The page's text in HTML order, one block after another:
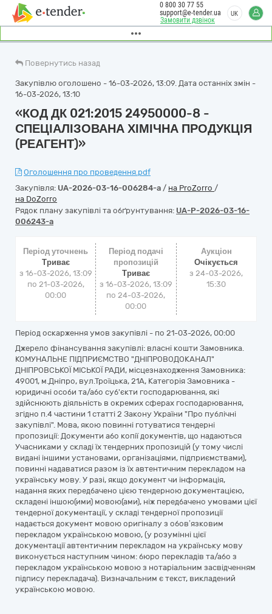
Замовити дзвінок
0 800 30 77 55
support@e-tender.ua
UK
Повернутись назад
Закупівлю оголошено - 16-03-2026, 13:09. Дата останніх змін -
16-03-2026, 13:10
«КОД ДК 021:2015 24950000-8 -
СПЕЦІАЛІЗОВАНА ХІМІЧНА ПРОДУКЦІЯ
(РЕАГЕНТ)»
Оголошення про проведення.pdf
Закупівля: UA-2026-03-16-006284-a / на ProZorro /
на DoZorro
Рядок плану закупівлі та обґрунтування: UA-P-2026-03-16-
006243-a
Період уточнень
Триває
з 16-03-2026, 13:09
по 21-03-2026,
00:00
Період подачі
пропозицій
Триває
з 16-03-2026, 13:09
по 24-03-2026,
00:00
Аукціон
Очікується
з24-03-2026,
15:30
Період оскарження умов закупівлі - по 21-03-2026, 00:00
Джерело фінансування закупівлі: власні кошти Замовника.
КОМУНАЛЬНЕ ПІДПРИЄМСТВО "ДНІПРОВОДОКАНАЛ"
ДНІПРОВСЬКОЇ МІСЬКОЇ РАДИ, місцезнаходження Замовника:
49001, м.Дніпро, вул.Троїцька, 21А, Категорія Замовника -
юридичні особи та/або суб'єкти господарювання, які
здійснюють діяльність в окремих сферах господарювання,
згідно п.4 частини 1 статті 2 Закону України "Про публічні
закупівлі". Мова, якою повинні готуватися тендерні
пропозиції: Документи або копії документів, що надаються
Учасниками у складі їх тендерних пропозицій (у тому числі
видані іншими установами, організаціями, підприємствами),
повинні надаватися разом із їх автентичним перекладом на
українську мову. У разі, якщо документ чи інформація,
надання яких передбачено цією тендерною документацією,
складені іншою(ими) мовою(ами), ніж передбачено умовами цієї
тендерної документації, у складі тендерної пропозиції
надається документ мовою оригіналу з обов’язковим
перекладом українською мовою, (у розумінні цієї
документації автентичним перекладом на українську мову
виконується наступним чином: бюро перекладів та/або з
перекладом українською мовою з нотаріальним засвідченням
підпису перекладача). Визначальним є текст, викладений
українською мовою.